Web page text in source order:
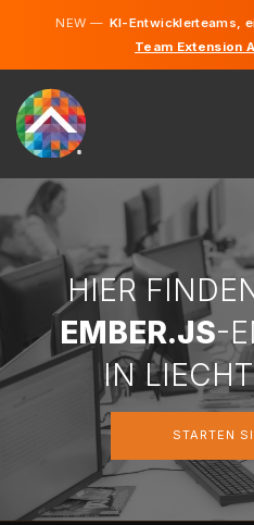
NEW —KI-Entwicklerteams,
Team Extension
ÜBER UNS
EXPERTISE
WIE FUNKTIONIERT ES?
KARRIERE
FINDEN
LIECHTENSTEIN
STARTEN
HIER
EMBER.JS-
IN
STARTEN